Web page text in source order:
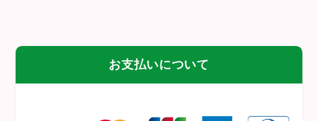
お支払いについて